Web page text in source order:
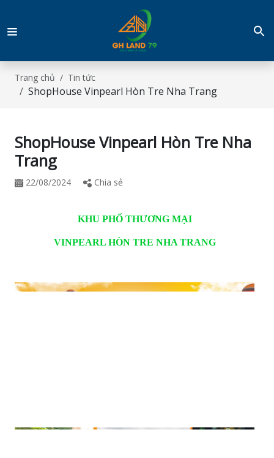
Trang chủ Tin tức
ShopHouse Vinpearl Hòn Tre Nha Trang
ShopHouse Vinpearl Hòn Tre Nha
Trang
22/08/2024 Chia sẻ
KHU PHỐ THƯƠNG MẠI
VINPEARL HÒN TRE NHA TRANG